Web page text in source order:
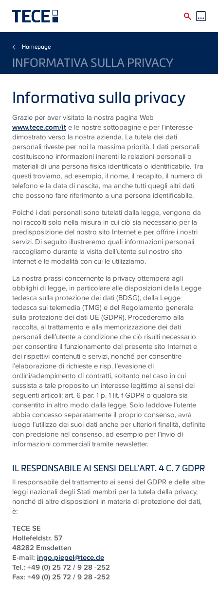
Breadcrumb
Homepage
INFORMATIVA SULLA PRIVACY
Informativa sulla privacy
Grazie per aver visitato la nostra pagina Web
www.tece.com/ite le nostre sottopaginee per l’interesse
dimostrato verso la nostra azienda. La tutela dei dati
personali riveste per noi la massima priorità. I dati personali
costituiscono informazioni inerenti le relazioni personali o
materiali di una persona fisica identificata o identificabile. Tra
questi troviamo, ad esempio, il nome, il recapito, il numero di
telefono e la data di nascita, ma anche tutti quegli altri dati
che possono fare riferimento a una persona identificabile.
Poiché i dati personali sono tutelati dalla legge, vengono da
noi raccolti solo nella misura in cui ciò sia necessario per la
predisposizione del nostro sito Internet e per offrire i nostri
servizi. Di seguito illustreremo quali informazioni personali
raccogliamo durante la visita dell’utente sul nostro sito
Internet e le modalità con cui le utilizziamo.
La nostra prassi concernente la privacy ottempera agli
obblighi di legge, in particolare alle disposizioni della Legge
tedesca sulla protezione dei dati (BDSG), della Legge
tedesca sui telemedia (TMG) e del Regolamento generale
sulla protezione dei dati UE (GDPR). Procederemo alla
raccolta, al trattamento e alla memorizzazione dei dati
personali dell’utente a condizione che ciò risulti necessario
per consentire il funzionamento del presente sito Internet e
dei rispettivi contenuti e servizi, nonché per consentire
l’elaborazione di richieste e risp. l’evasione di
ordini/adempimento di contratti, soltanto nel caso in cui
sussista a tale proposito un interesse legittimo ai sensi dei
seguenti articoli: art. 6 par. 1 p. 1 lit. f GDPR o qualora sia
consentito in altro modo dalla legge. Solo laddove l’utente
abbia concesso separatamente il proprio consenso, avrà
luogo l’utilizzo dei suoi dati anche per ulteriori finalità, definite
con precisione nel consenso, ad esempio per l’invio di
informazioni commerciali tramite newsletter.
IL RESPONSABILE AI SENSI DELL’ART. 4 C. 7 GDPR
Il responsabile del trattamento ai sensi del GDPR e delle altre
leggi nazionali degli Stati membri per la tutela della privacy,
nonché di altre disposizioni in materia di protezione dei dati,
è:
TECE SE
Hollefeldstr. 57
48282 Emsdetten
E-mail: ingo.piepel@tece.de
Tel.: +49 (0) 25 72 / 9 28 -252
Fax: +49 (0) 25 72 / 9 28 -252